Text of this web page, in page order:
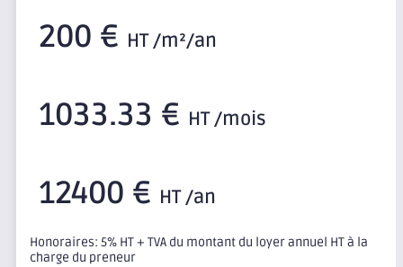
200 € HT /m²/an
1033.33 € HT /mois
12400 € HT /an
Honoraires: 5% HT + TVA du montant du loyer annuel HT à la
charge du preneur